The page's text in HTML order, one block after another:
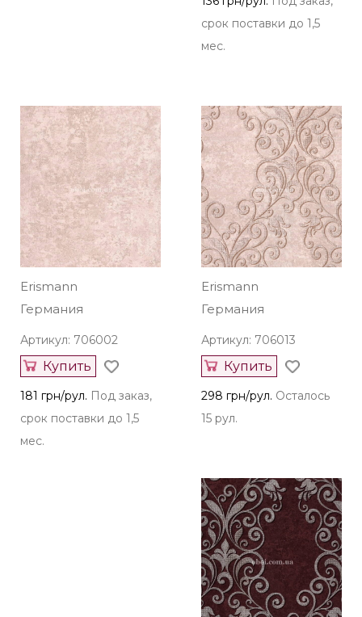
срок поставки до 1,5
мес.
Erismann
Германия
Артикул: 706002
Купить
181 грн/рул. Под заказ,
срок поставки до 1,5
мес.
Erismann
Германия
Артикул: 706013
Купить
298 грн/рул. Осталось
15 рул.